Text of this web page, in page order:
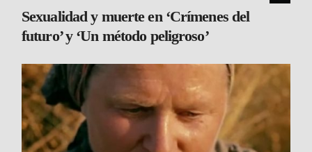
Sexualidad y muerte en ‘Crímenes del
futuro’ y ‘Un método peligroso’